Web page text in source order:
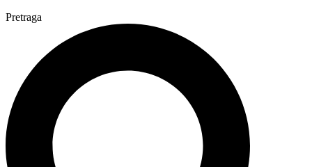
Pretraga